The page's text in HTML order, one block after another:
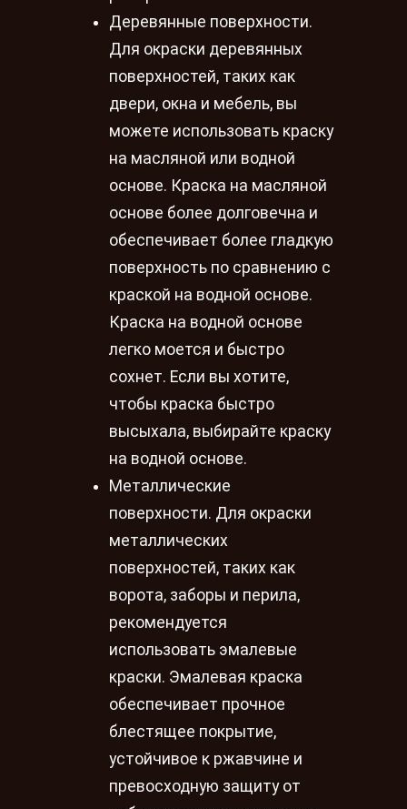
Деревянные поверхности.
Для окраски деревянных
поверхностей, таких как
двери, окна и мебель, вы
можете использовать краску
на масляной или водной
основе. Краска на масляной
основе более долговечна и
обеспечивает более гладкую
поверхность по сравнению с
краской на водной основе.
Краска на водной основе
легко моется и быстро
сохнет. Если вы хотите,
чтобы краска быстро
высыхала, выбирайте краску
на водной основе.
Металлические
поверхности. Для окраски
металлических
поверхностей, таких как
ворота, заборы и перила,
рекомендуется
использовать эмалевые
краски. Эмалевая краска
обеспечивает прочное
блестящее покрытие,
устойчивое к ржавчине и
превосходную защиту от